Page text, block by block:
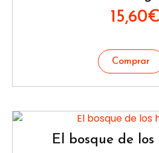
15,60€
El bosque de los